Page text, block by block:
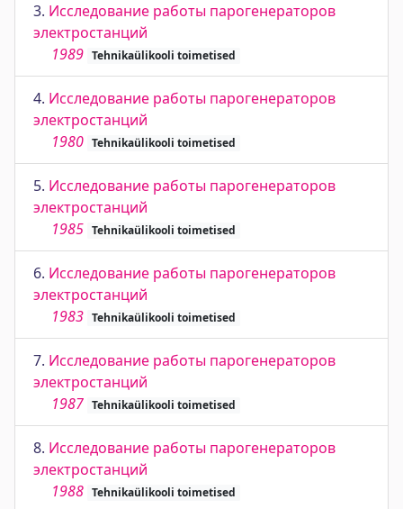
3. Исследование работы парогенераторов
электростанций
1989 Tehnikaülikooli toimetised
4. Исследование работы парогенераторов
электростанций
1980 Tehnikaülikooli toimetised
5. Исследование работы парогенераторов
электростанций
1985 Tehnikaülikooli toimetised
6. Исследование работы парогенераторов
электростанций
1983 Tehnikaülikooli toimetised
7. Исследование работы парогенераторов
электростанций
1987 Tehnikaülikooli toimetised
8. Исследование работы парогенераторов
электростанций
1988 Tehnikaülikooli toimetised